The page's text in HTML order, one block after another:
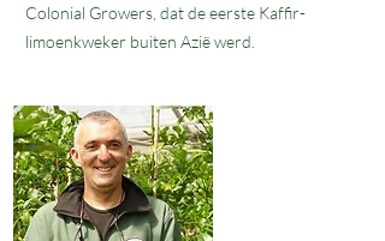
Colonial Growers, dat de eerste Kaffir-
limoenkweker buiten Azië werd.